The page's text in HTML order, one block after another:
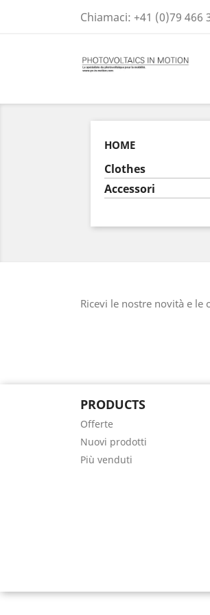
Chiamaci: +41 (0)79 466
HOME
Clothes
Accessori
Ricevi le nostre novità e le
PRODUCTS
Offerte
Nuovi prodotti
Più venduti